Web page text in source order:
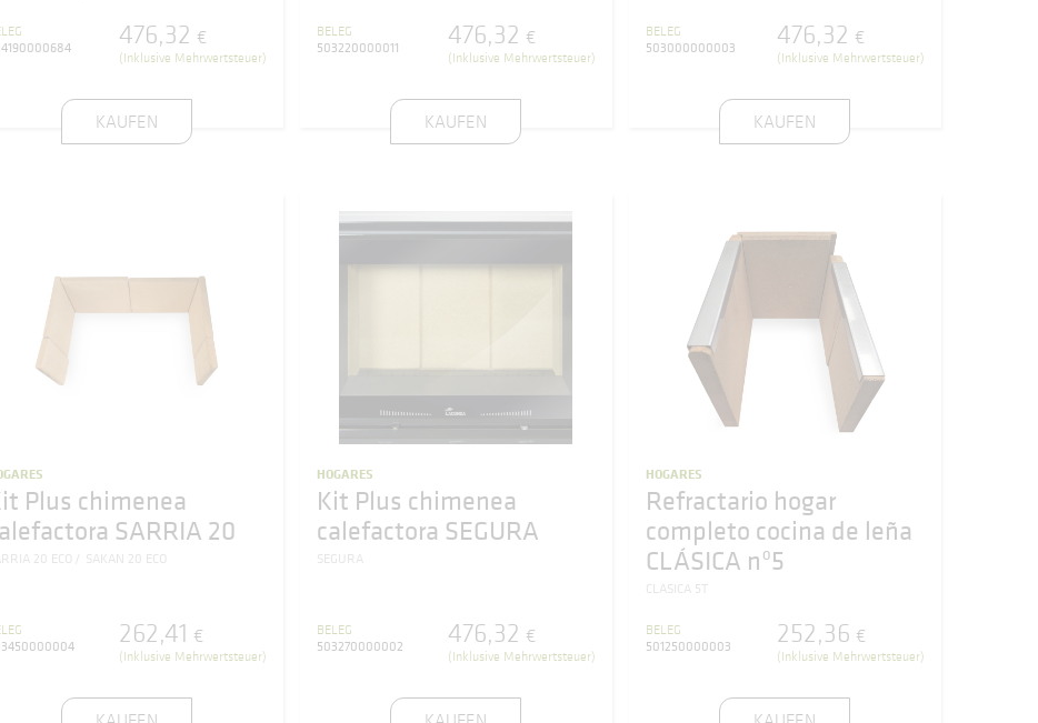
476,32 €
(Inklusive Mehrwertsteuer)
KAUFEN
BELEG
503220000011
476,32 €
(Inklusive Mehrwertsteuer)
KAUFEN
BELEG
503000000003
476,32 €
(Inklusive Mehrwertsteuer)
KAUFEN
Plus chimenea
SARRIA 20
20 ECO SAKAN 20 ECO
262,41 €
(Inklusive Mehrwertsteuer)
HOGARES
Kit Plus chimenea
calefactora SEGURA
SEGURA
BELEG
503270000002
476,32 €
(Inklusive Mehrwertsteuer)
HOGARES
Refractario hogar
completo cocina de leña
CLÁSICA nº5
CLASICA 5T
BELEG
501250000003
252,36 €
(Inklusive Mehrwertsteuer)